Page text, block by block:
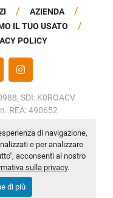
di navigazione,
e per analizzare
acconsenti al nostro
sulla privacy.
di più
AZIENDA
IL TUO USATO
POLICY
INSTAGRAM
SDI: K0ROACV
REA: 490652
sui Cookies
diMachinio